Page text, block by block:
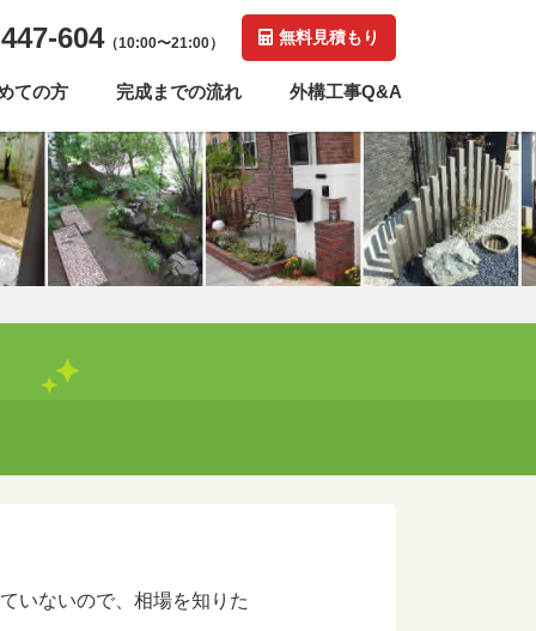
604（10:00〜21:00） 無料見積もり
ての方 完成までの流れ 外構工事Q&A
いないので、相場を知りた